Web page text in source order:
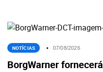
NOTÍCIAS 07/08/2026
BorgWarner